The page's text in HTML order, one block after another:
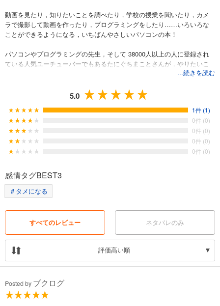
動画を見たり，知りたいことを調べたり，学校の授業を聞いたり，カメ
ラで撮影して動画を作ったり，プログラミングをしたり……いろいろな
ことができるようになる，いちばんやさしいパソコンの本！
パソコンやプログラミングの先生，そして 38000人以上の人に登録され
ている人気ユーチューバーでもあるたにぐちまことさんが，やりたいこ
漢字すべてによみがなつき，動画でもやり方がわかる！
Windows 10対応。
...続きを読む
5.0
1件 (1)
0件 (0)
0件 (0)
0件 (0)
0件 (0)
感情タグBEST3
＃タメになる
すべてのレビュー ネタバレのみ
評価高い順
Posted by ブクログ